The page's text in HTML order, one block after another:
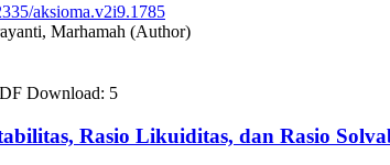
aksioma.v2i9.1785
Marhamah (Author)
Download: 5
Rasio Likuiditas, dan Rasio